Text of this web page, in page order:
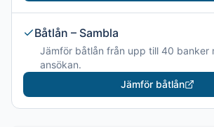
Båtlån – Sambla
Jämför båtlån från upp till 40 banker
ansökan.
Jämför båtlån